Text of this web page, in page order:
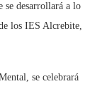
se desarrollará a lo
los IES Alcrebite,
se celebrará